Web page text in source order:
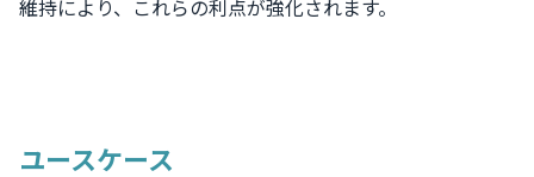
維持により、これらの利点が強化されます。
ユースケース